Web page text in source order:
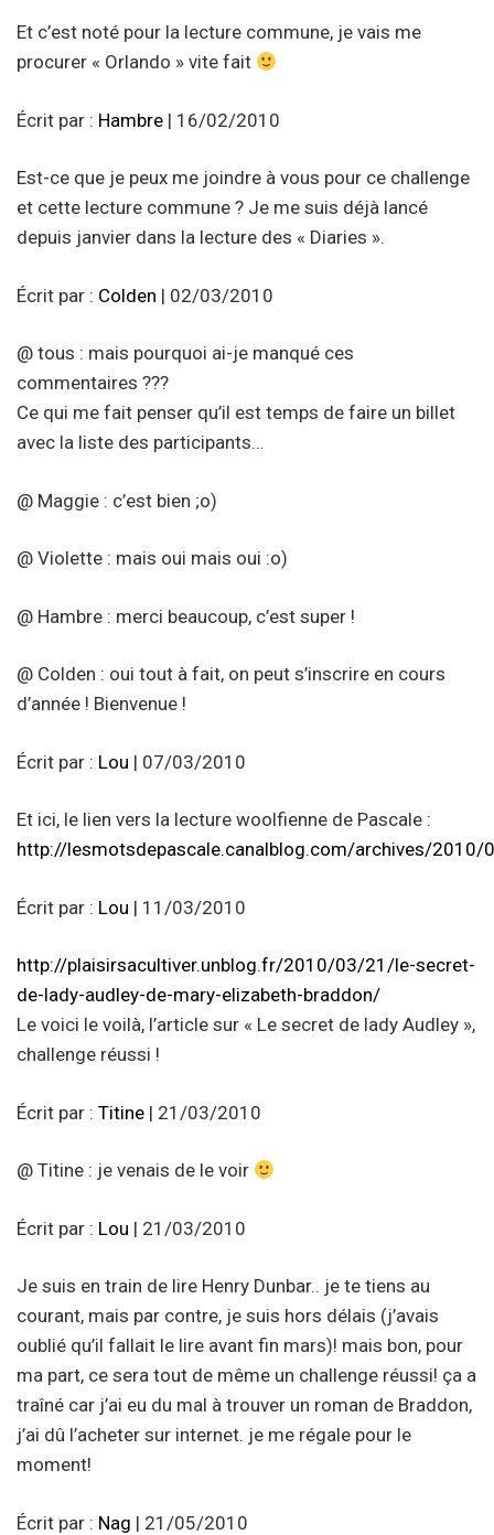
Et c’est noté pour la lecture commune, je vais me
procurer « Orlando » vite fait
Écrit par : Hambre | 16/02/2010
Est-ce que je peux me joindre à vous pour ce challenge
et cette lecture commune ? Je me suis déjà lancé
depuis janvier dans la lecture des « Diaries ».
Écrit par : Colden | 02/03/2010
@ tous : mais pourquoi ai-je manqué ces
commentaires ???
Ce qui me fait penser qu’il est temps de faire un billet
avec la liste des participants…
@ Maggie : c’est bien ;o)
@ Violette : mais oui mais oui :o)
@ Hambre : merci beaucoup, c’est super !
@ Colden : oui tout à fait, on peut s’inscrire en cours
d’année ! Bienvenue !
Écrit par : Lou | 07/03/2010
Et ici, le lien vers la lecture woolfienne de Pascale :
http://lesmotsdepascale.canalblog.com/archives/
Écrit par : Lou | 11/03/2010
http://plaisirsacultiver.unblog.fr/2010/03/21/le-secret-
de-lady-audley-de-mary-elizabeth-braddon/
Le voici le voilà, l’article sur « Le secret de lady Audley »,
challenge réussi !
Écrit par : Titine | 21/03/2010
@ Titine : je venais de le voir
Écrit par : Lou | 21/03/2010
Je suis en train de lire Henry Dunbar.. je te tiens au
courant, mais par contre, je suis hors délais (j’avais
oublié qu’il fallait le lire avant fin mars)! mais bon, pour
ma part, ce sera tout de même un challenge réussi! ça a
traîné car j’ai eu du mal à trouver un roman de Braddon,
j’ai dû l’acheter sur internet. je me régale pour le
moment!
Écrit par : Nag | 21/05/2010